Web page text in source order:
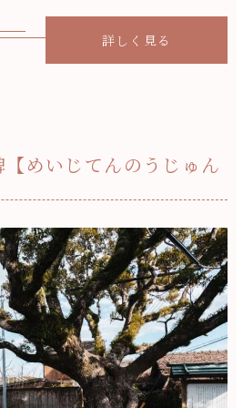
詳しく見る
めいじてんのうじゅん